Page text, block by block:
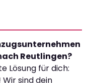
Reutlingen?
Lösung für dich:
sind dein